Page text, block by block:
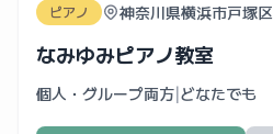
ピアノ 神奈川県横浜市戸塚区
なみゆみピアノ教室
個人・グループ両方|どなたでも